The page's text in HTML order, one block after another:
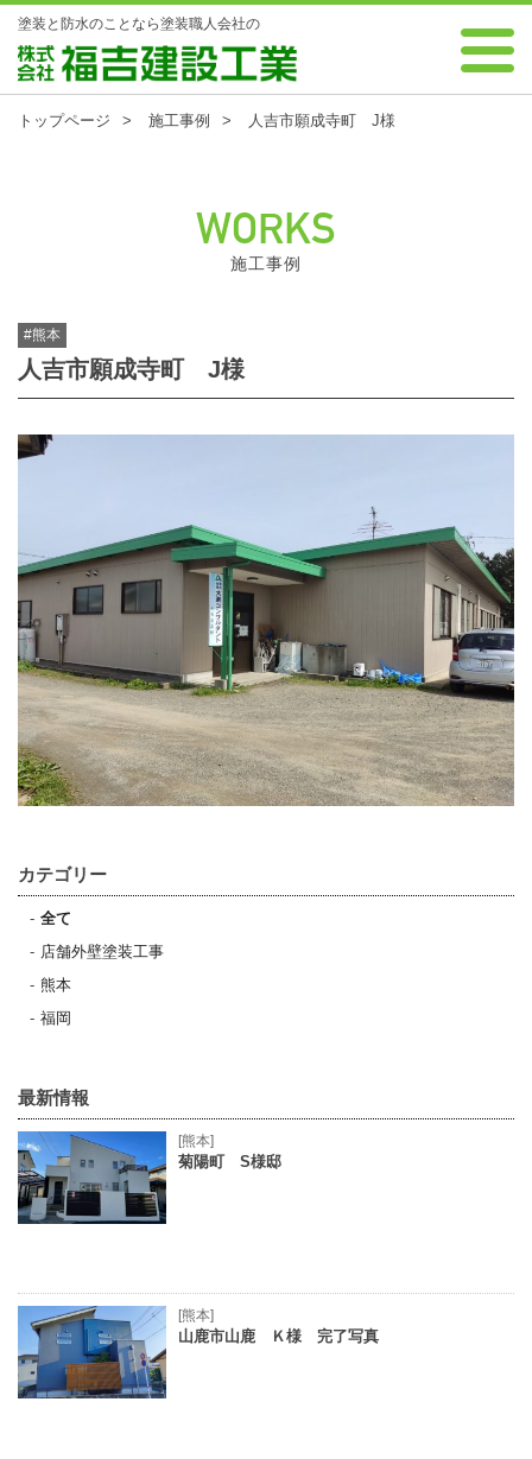
塗装と防水のことなら塗装職人会社の
0120-88-7343 受付時間 8:00～18:00 年中無休
トップページ 施工事例 人吉市願成寺町 J様
WORKS
施工事例
#熊本
人吉市願成寺町 J様
カテゴリー
全て
店舗外壁塗装工事
熊本
福岡
最新情報
[熊本]
菊陽町 S様邸
[熊本]
山鹿市山鹿 Ｋ様 完了写真